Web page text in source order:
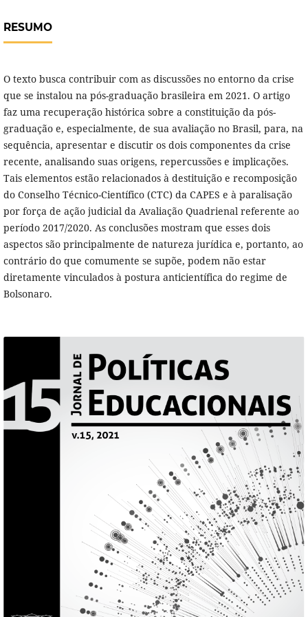
RESUMO
O texto busca contribuir com as discussões no entorno da crise
que se instalou na pós-graduação brasileira em 2021. O artigo
faz uma recuperação histórica sobre a constituição da pós-
graduação e, especialmente, de sua avaliação no Brasil, para, na
sequência, apresentar e discutir os dois componentes da crise
recente, analisando suas origens, repercussões e implicações.
Tais elementos estão relacionados à destituição e recomposição
do Conselho Técnico-Científico (CTC) da CAPES e à paralisação
por força de ação judicial da Avaliação Quadrienal referente ao
período 2017/2020. As conclusões mostram que esses dois
aspectos são principalmente de natureza jurídica e, portanto, ao
contrário do que comumente se supõe, podem não estar
diretamente vinculados à postura anticientífica do regime de
Bolsonaro.